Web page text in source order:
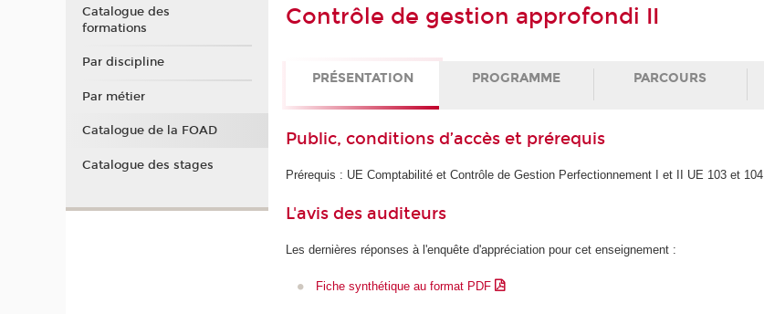
Contrôle de gestion approfondi II
PRÉSENTATION PROGRAMME PARCOURS
Public, conditions d’accès et prérequis
Prérequis : UE Comptabilité et Contrôle de Gestion Perfectionnement I et II UE 103 et 104.
L'avis des auditeurs
Les dernières réponses à l'enquête d'appréciation pour cet enseignement :
Fiche synthétique au format PDF
Catalogue des
formations
Par discipline
Par métier
Catalogue de la FOAD
Catalogue des stages